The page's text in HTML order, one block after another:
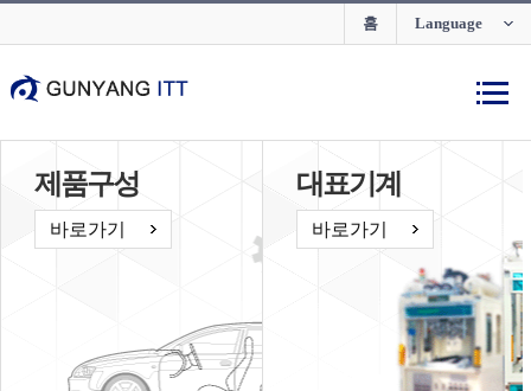
홈 Language
제품구성
바로가기
대표기계
바로가기